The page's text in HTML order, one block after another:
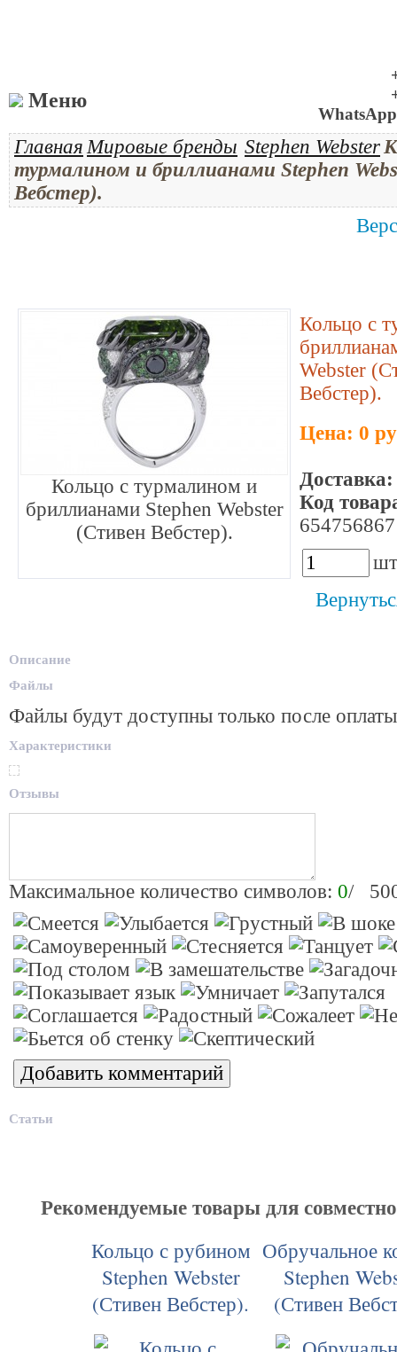
Меню
Главная Мировые бренды Stephen Webster
турмалином и бриллианами Stephen
Вебстер).
Кольцо с турмалином и
бриллианами Stephen Webster
(Стивен Вебстер).
Кольцо с
Webster
Вебстер).
Цена: 0
Доставка:
Код
654756867
Описание
Файлы
Файлы будут доступны только после оплаты
Характеристики
Отзывы
Максимальное количество символов: 0/
Статьи
Рекомендуемые товары для
Кольцо с рубином
Stephen Webster
(Стивен Вебстер).
Обручальное
Stephen
(Стивен